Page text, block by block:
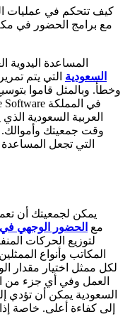
كيف تتحكم في عمليات
مع برامج الحضور في مكة
المساعدة اليدوية
السعودية التي يتم
وخطأ. وبالمثل قاموا
العربية السعودية
وقت جمعيتك وأموالك.
التي تجعل المساعدة
يمكن لجمعيتك أن
مع الحضور الوجهي في
لتوزيع الحركات
المكاتب وأنواع
لكل ممثل اختيار مقدار
العمل وفي أي جزء من
السعودية يمكن أن تؤدي
إلى كفاءة أعلى. خاصة